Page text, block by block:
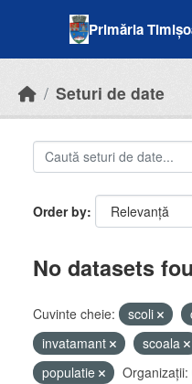
Primăria
Seturi de date
Order by
No datasets
Cuvinte cheie: scoli
invatamant
scoala
populatie
Organizații: